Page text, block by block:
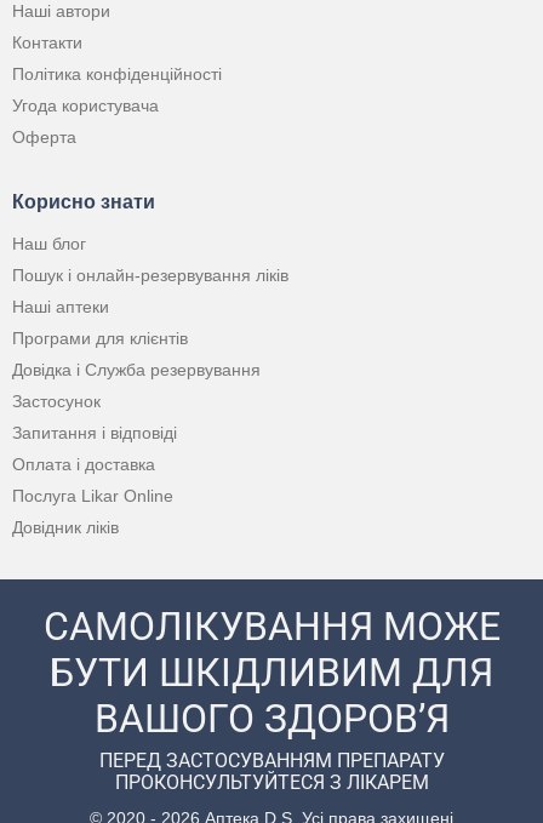
Наші автори
Контакти
Політика конфіденційності
Угода користувача
Оферта
Корисно знати
Наш блог
Пошук і онлайн-резервування ліків
Наші аптеки
Програми для клієнтів
Довідка і Служба резервування
Застосунок
Запитання і відповіді
Оплата і доставка
Послуга Likar Online
Довідник ліків
САМОЛІКУВАННЯ МОЖЕ
БУТИ ШКІДЛИВИМ ДЛЯ
ВАШОГО ЗДОРОВ’Я
ПЕРЕД ЗАСТОСУВАННЯМ ПРЕПАРАТУ
ПРОКОНСУЛЬТУЙТЕСЯ З ЛІКАРЕМ
© 2020 - 2026 Аптека D.S. Усі права захищені